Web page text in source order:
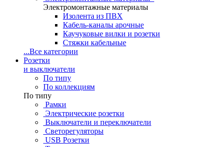
Электромонтажные материалы
Изолента из ПВХ
Кабель-каналы арочные
Каучуковые вилки и розетки
Стяжки кабельные
...Все категории
Розетки
и выключатели
По типу
По коллекциям
По типу
Рамки
Электрические розетки
Выключатели и переключатели
Светорегуляторы
USB Розетки